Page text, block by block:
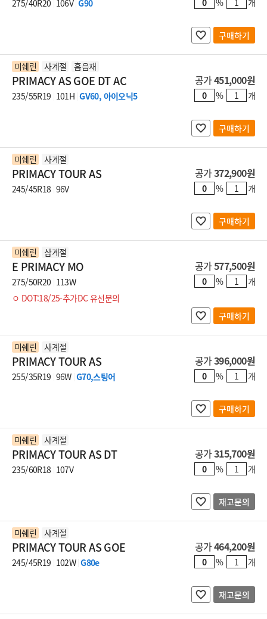
275/40R20 106V G90 % 개
구매하기
미쉐린 사계절 흡음재
PRIMACY AS GOE DT AC
235/55R19 101H GV60, 아이오닉5
공가451,000원
% 개
구매하기
미쉐린 사계절
PRIMACY TOUR AS
245/45R18 96V
공가372,900원
% 개
구매하기
미쉐린 삼계절
E PRIMACY MO
275/50R20 113W
ㅇ DOT:18/25-추가DC 유선문의
공가577,500원
% 개
구매하기
미쉐린 사계절
PRIMACY TOUR AS
255/35R19 96W G70,스팅어
공가396,000원
% 개
구매하기
미쉐린 사계절
PRIMACY TOUR AS DT
235/60R18 107V
공가315,700원
% 개
재고문의
미쉐린 사계절
PRIMACY TOUR AS GOE
245/45R19 102W G80e
공가464,200원
% 개
재고문의